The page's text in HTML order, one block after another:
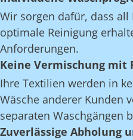
Wir sorgen dafür, dass all
optimale Reinigung
Anforderungen.
Keine Vermischung mit
Ihre Textilien werden in
Wäsche anderer Kunden
separaten Waschgängen
Zuverlässige Abholung